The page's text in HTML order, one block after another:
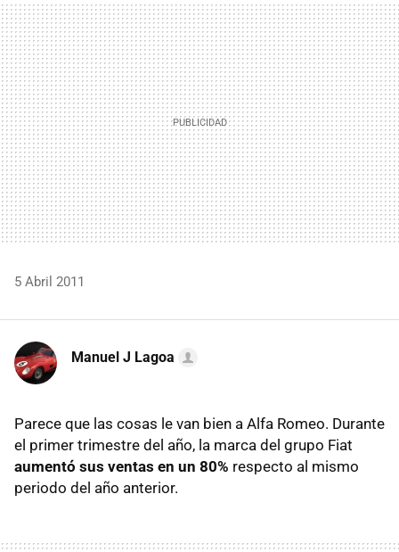
MAIL
5 Abril 2011
Manuel J Lagoa
Parece que las cosas le van bien a Alfa Romeo. Durante
el primer trimestre del año, la marca del grupo Fiat
aumentó sus ventas en un 80% respecto al mismo
periodo del año anterior.